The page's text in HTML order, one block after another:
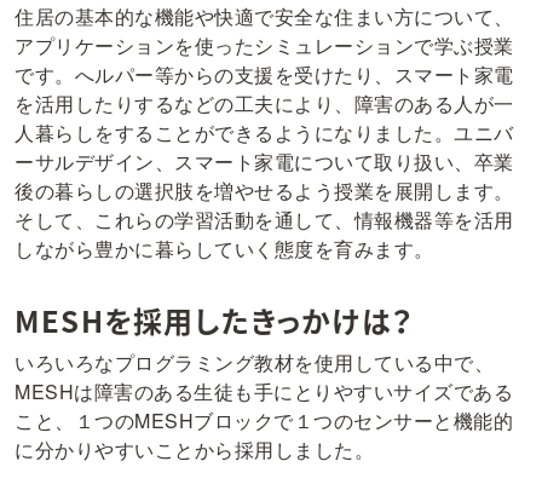
住居の基本的な機能や快適で安全な住まい方について、
アプリケーションを使ったシミュレーションで学ぶ授業
です。へルパー等からの支援を受けたり、スマート家電
を活用したりするなどの工夫により、障害のある人が一
人暮らしをすることができるようになりました。ユニバ
ーサルデザイン、スマート家電について取り扱い、卒業
後の暮らしの選択肢を増やせるよう授業を展開します。
そして、これらの学習活動を通して、情報機器等を活用
しながら豊かに暮らしていく態度を育みます。
MESHを採用したきっかけは？
いろいろなプログラミング教材を使用している中で、
MESHは障害のある生徒も手にとりやすいサイズである
こと、１つのMESHブロックで１つのセンサーと機能的
に分かりやすいことから採用しました。